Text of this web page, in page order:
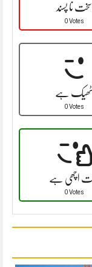
سخت نا پسند
0 Votes
ٹھیک ہے
0 Votes
اچھی ہے
0 Votes